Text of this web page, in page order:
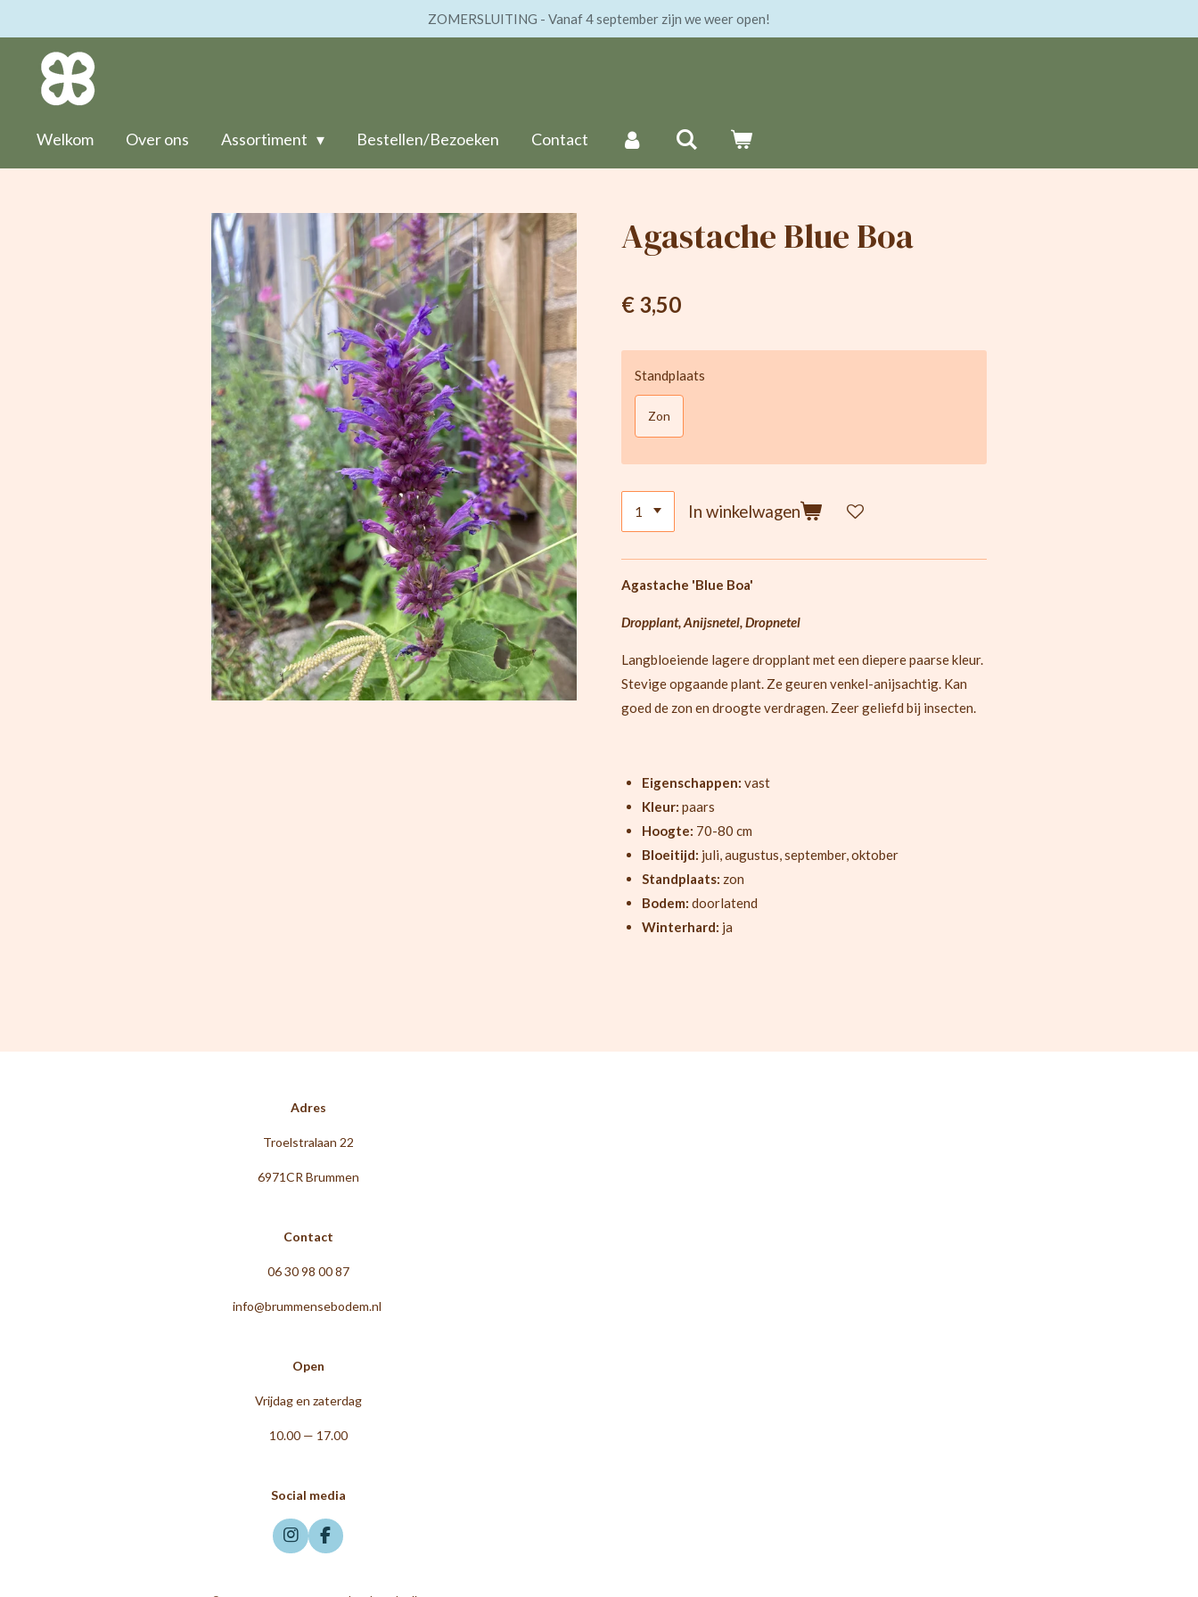
ZOMERSLUITING - Vanaf 4 september zijn we weer open!
Welkom Over ons Assortiment Bestellen/Bezoeken Contact
Agastache Blue Boa
€ 3,50
Standplaats
Zon
In winkelwagen
Agastache 'Blue Boa'
Dropplant, Anijsnetel, Dropnetel
Langbloeiende lagere dropplant met een diepere paarse kleur.
Stevige opgaande plant. Ze geuren venkel-anijsachtig. Kan
goed de zon en droogte verdragen. Zeer geliefd bij insecten.
Eigenschappen: vast
Kleur: paars
Hoogte: 70-80 cm
Bloeitijd: juli, augustus, september, oktober
Standplaats: zon
Bodem: doorlatend
Winterhard: ja
Adres
Troelstralaan 22
6971CR Brummen
Contact
06 30 98 00 87
info@brummensebodem.nl
Open
Vrijdag en zaterdag
10.00 — 17.00
Social media
I
n
F
a